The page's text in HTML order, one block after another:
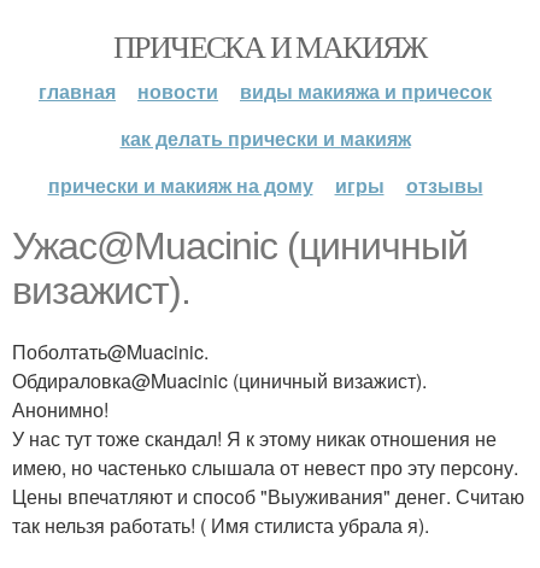
ПРИЧЕСКА И МАКИЯЖ
главная новости
виды макияжа и причесок
как делать прически и макияж
прически и макияж на дому
игры отзывы
Ужас@Muacinic (циничный
визажист).
Поболтать@Muacinic.
Обдираловка@Muacinic (циничный визажист).
Анонимно!
У нас тут тоже скандал! Я к этому никак отношения не
имею, но частенько слышала от невест про эту персону.
Цены впечатляют и способ "Выуживания" денег. Считаю
так нельзя работать! ( Имя стилиста убрала я).